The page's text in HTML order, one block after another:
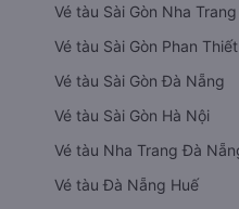
Vé tàu Sài Gòn Nha Trang
Vé tàu Sài Gòn Phan Thiết
Vé tàu Sài Gòn Đà Nẵng
Vé tàu Sài Gòn Hà Nội
Vé tàu Nha Trang Đà
Vé tàu Đà Nẵng Huế